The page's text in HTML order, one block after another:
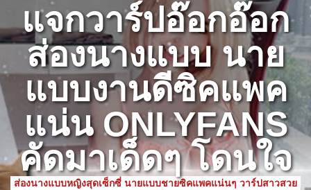
แจกวาร์ปอ๊อกอ๊อก
ส่องนางแบบ นาย
แบบงานดีซิคแพค
แน่น ONLYFANS
คัดมาเด็ดๆ โดนใจ
ส่องนางแบบหญิงสุดเซ็กซี่ นายแบบชายซิคแพคแน่นๆ วาร์ปสาวสวย